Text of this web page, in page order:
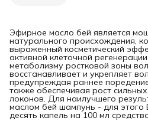
Эфирное масло бей является
натурального происхождения,
выраженный косметический
активной клеточной
метаболизму ростковой зоны
восстанавливает и укрепляет
предупреждая раннее
также обеспечивая рост
локонов. Для наилучшего
маслом бей шампунь - для этого
десять капель на 100 мл